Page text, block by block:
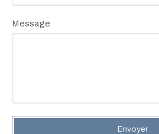
Message
Envoyer